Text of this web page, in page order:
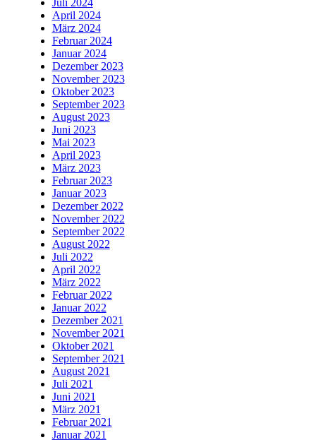
April 2024
März 2024
Februar 2024
Januar 2024
Dezember 2023
November 2023
Oktober 2023
September 2023
August 2023
Juni 2023
Mai 2023
April 2023
März 2023
Februar 2023
Januar 2023
Dezember 2022
November 2022
September 2022
August 2022
Juli 2022
April 2022
März 2022
Februar 2022
Januar 2022
Dezember 2021
November 2021
Oktober 2021
September 2021
August 2021
Juli 2021
Juni 2021
März 2021
Februar 2021
Januar 2021